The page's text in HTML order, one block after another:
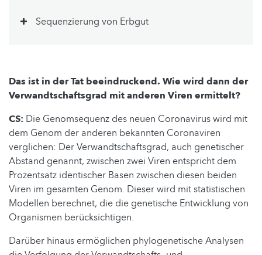
Sequenzierung von Erbgut
Das ist in der Tat beeindruckend. Wie wird dann der
Verwandtschaftsgrad mit anderen Viren ermittelt?
CS: Die Genomsequenz des neuen Coronavirus wird mit
dem Genom der anderen bekannten Coronaviren
verglichen: Der Verwandtschaftsgrad, auch genetischer
Abstand genannt, zwischen zwei Viren entspricht dem
Prozentsatz identischer Basen zwischen diesen beiden
Viren im gesamten Genom. Dieser wird mit statistischen
Modellen berechnet, die die genetische Entwicklung von
Organismen berücksichtigen.
Darüber hinaus ermöglichen phylogenetische Analysen